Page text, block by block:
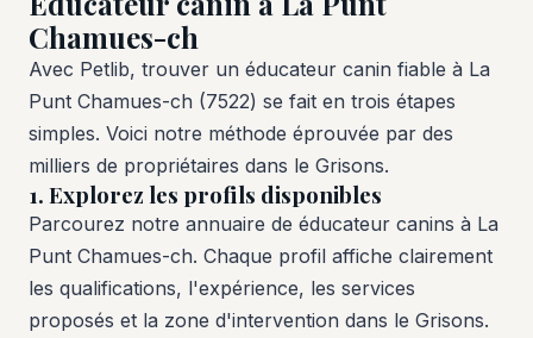
Chamues-ch
Avec Petlib, trouver un éducateur canin fiable à La
Punt Chamues-ch (7522) se fait en trois étapes
simples. Voici notre méthode éprouvée par des
milliers de propriétaires dans le Grisons.
1. Explorez les profils disponibles
Parcourez notre annuaire de éducateur canins à La
Punt Chamues-ch. Chaque profil affiche clairement
les qualifications, l'expérience, les services
proposés et la zone d'intervention dans le Grisons.